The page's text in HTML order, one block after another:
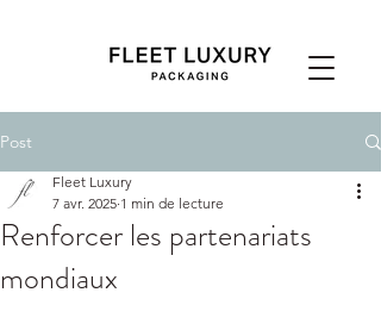
Post
Renforcer les partenariats
mondiaux
Fleet Luxury
7 avr. 2025 1 min de lecture